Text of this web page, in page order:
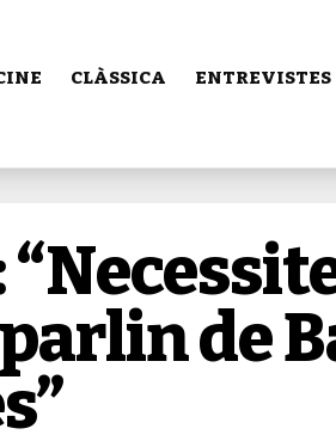
CLÀSSICA ENTREVISTES
de